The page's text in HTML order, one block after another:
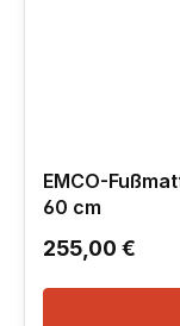
EMCO-
60 cm
Regulärer
255,00 €